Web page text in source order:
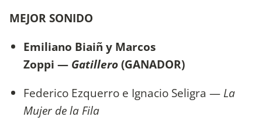
MEJOR SONIDO
Emiliano Biaiñ y Marcos
Zoppi — Gatillero(GANADOR)
Federico Ezquerro e Ignacio Seligra — La
Mujer de la Fila